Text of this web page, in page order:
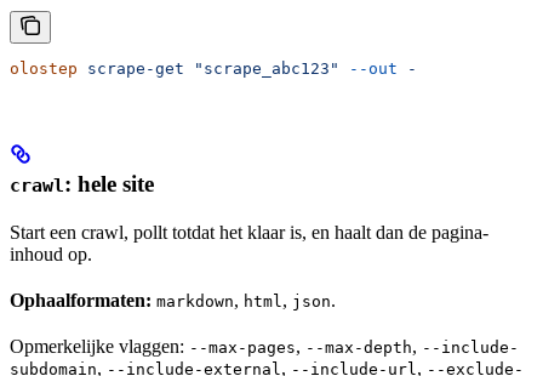
olostep scrape-get "scrape_abc123" --out -
crawl : hele site
Start een crawl, pollt totdat het klaar is, en haalt dan de pagina-
inhoud op.
Ophaalformaten: markdown, html , json.
Opmerkelijke vlaggen: --max-pages, --max-depth, --include-
subdomain, --include-external , --include-url , --exclude-